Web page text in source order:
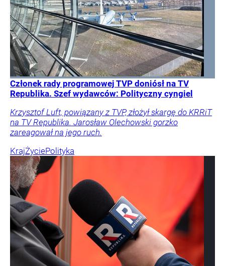
Członek rady programowej TVP doniósł na TV
Republika. Szef wydawców: Polityczny cyngiel
Krzysztof Luft, powiązany z TVP, złożył skargę do KRRiT
na TV Republika. Jarosław Olechowski gorzko
zareagował na jego ruch.
KrajŻyciePolityka